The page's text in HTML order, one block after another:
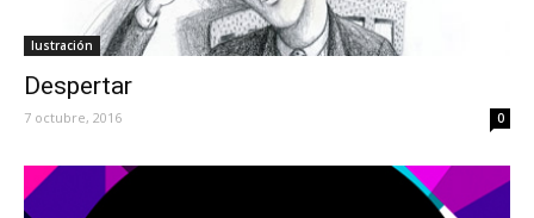
Iustración
Despertar
7 octubre, 2016 0